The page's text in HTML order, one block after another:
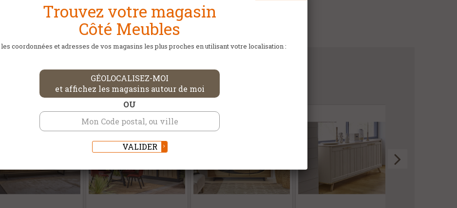
DANS LA MÊME CATÉGORIE
Trouvez votre magasin
Côté Meubles
coordonnées et adresses de vos magasins les plus proches en utilisant votre localisation :
GÉOLOCALISEZ-MOI
et affichez les magasins autour de moi
OU
VALIDER